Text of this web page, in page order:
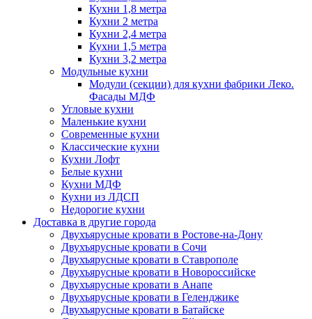
Кухни 1,8 метра
Кухни 2 метра
Кухни 2,4 метра
Кухни 1,5 метра
Кухни 3,2 метра
Модульные кухни
Модули (секции) для кухни фабрики Леко.
Фасады МДФ
Угловые кухни
Маленькие кухни
Современные кухни
Классические кухни
Кухни Лофт
Белые кухни
Кухни МДФ
Кухни из ЛДСП
Недорогие кухни
Доставка в другие города
Двухъярусные кровати в Ростове-на-Дону
Двухъярусные кровати в Сочи
Двухъярусные кровати в Ставрополе
Двухъярусные кровати в Новороссийске
Двухъярусные кровати в Анапе
Двухъярусные кровати в Геленджике
Двухъярусные кровати в Батайске